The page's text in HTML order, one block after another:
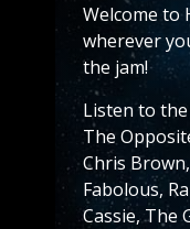
Welcome to
wherever
the jam!
Listen to
The
Chris
Fabolous,
Cassie, The